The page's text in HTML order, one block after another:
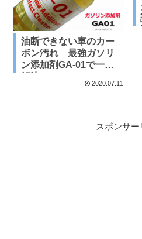
油断できない車のカー
ボン汚れ 最強ガソリ
ン添加剤GA-01で一発
解決
2020.07.11
スポンサー